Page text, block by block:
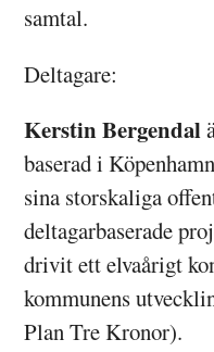
samtal.
Deltagare:
Kerstin Bergendal
baserad i
sina storskaliga
deltagarbaserade
drivit ett elvaårigt
kommunens
Plan Tre Kronor).